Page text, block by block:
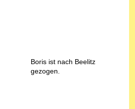
Boris ist nach Beelitz
gezogen.